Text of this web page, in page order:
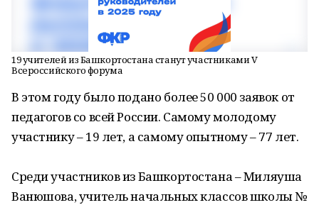
19 учителей из Башкортостана станут участниками V
Всероссийского форума
В этом году было подано более 50 000 заявок от
педагогов со всей России. Самому молодому
участнику – 19 лет, а самому опытному – 77 лет.
Среди участников из Башкортостана – Миляуша
Ванюшова, учитель начальных классов школы №